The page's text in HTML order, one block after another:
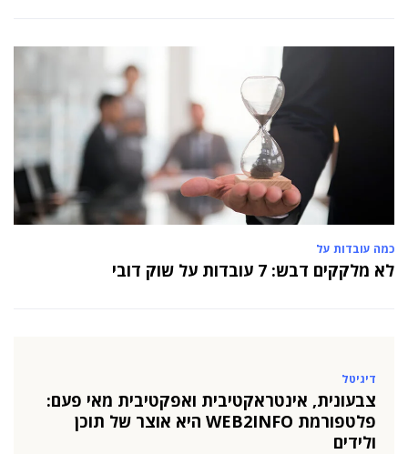
כמה עובדות על
לא מלקקים דבש: 7 עובדות על שוק דובי
דיגיטל
צבעונית, אינטראקטיבית ואפקטיבית מאי פעם:
פלטפורמת WEB2INFO היא אוצר של תוכן
ולידים